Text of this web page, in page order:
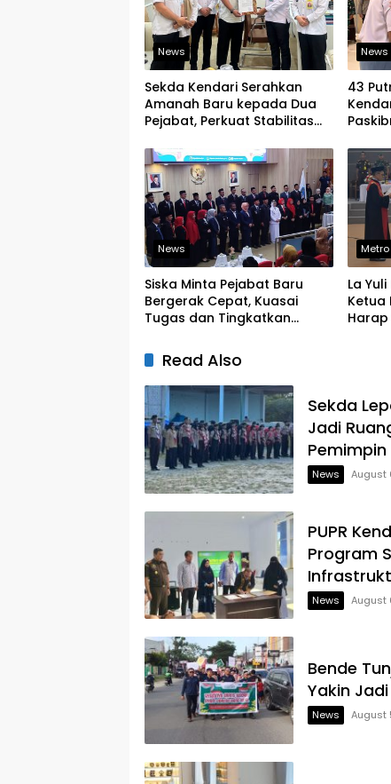
News
Sekda Kendari Serahkan
Amanah Baru kepada Dua
Pejabat, Perkuat Stabilitas
News
43
News
Siska Minta Pejabat Baru
Bergerak Cepat, Kuasai
Tugas dan Tingkatkan
Metro
La
Ketua
Harap
Read Also
Sekda
Jadi
Pemimpin
News August
PUPR
Program
News August
Bende
Yakin
News August